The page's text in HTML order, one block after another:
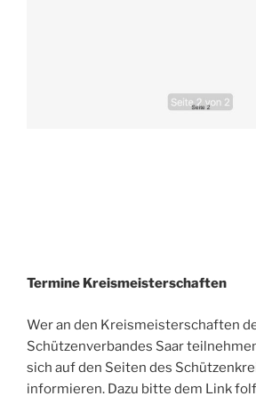
Termine Kreismeisterschaften
Wer an den Kreismeisterschaften
Schützenverbandes Saar
sich auf den Seiten des
informieren. Dazu bitte dem Link